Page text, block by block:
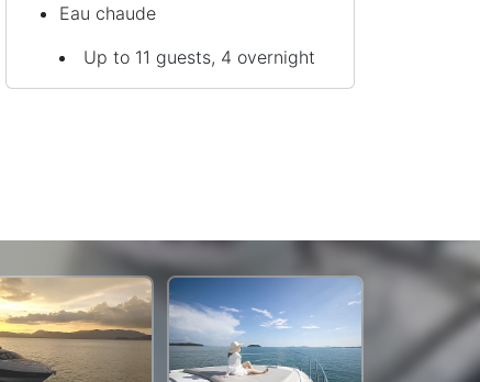
Eau chaude
Up to 11 guests, 4 overnight